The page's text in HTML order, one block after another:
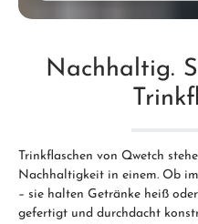
Nachhaltig.
Trinkflaschen von Qwetch
Nachhaltigkeit in einem. Ob
– sie halten Getränke heiß
gefertigt und durchdacht